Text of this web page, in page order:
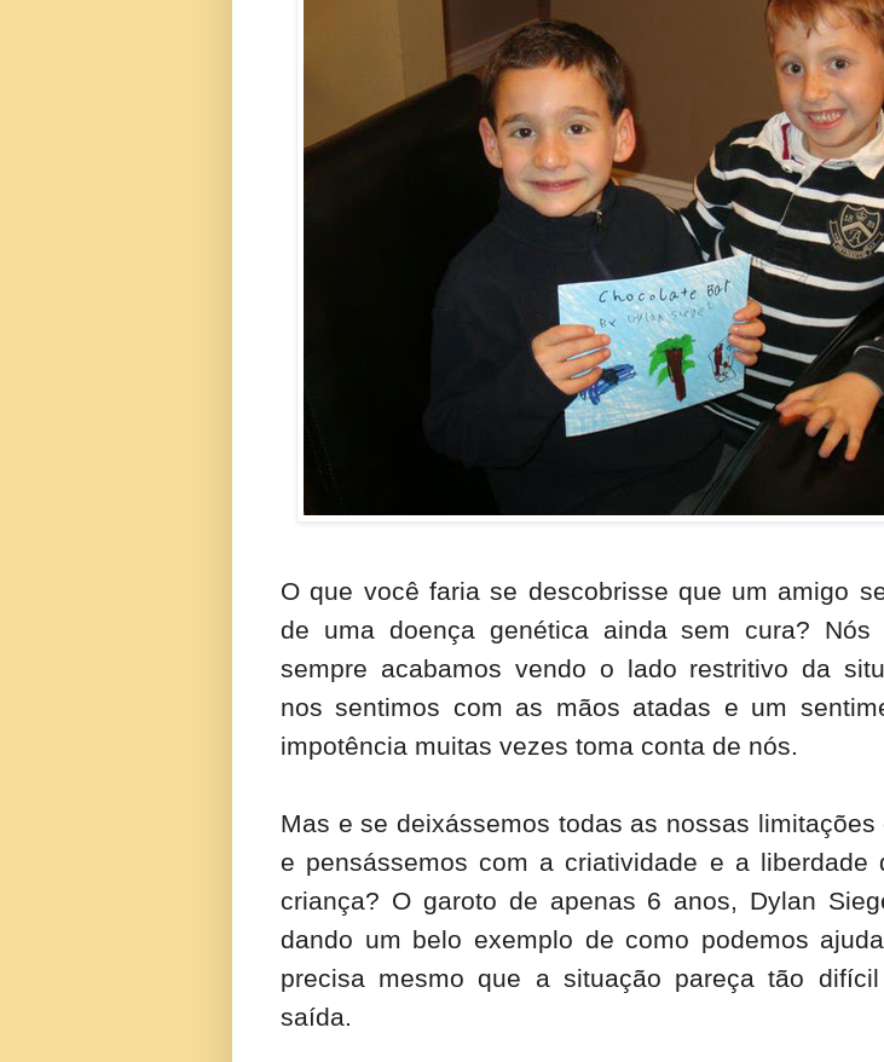
O que você faria se descobrisse que um amigo
de uma doença genética ainda sem cura? Nós
sempre acabamos vendo o lado restritivo da
nos sentimos com as mãos atadas e um
impotência muitas vezes toma conta de nós.
Mas e se deixássemos todas as nossas limitações
e pensássemos com a criatividade e a liberdade
criança? O garoto de apenas 6 anos, Dylan
dando um belo exemplo de como podemos
precisa mesmo que a situação pareça tão
saída.